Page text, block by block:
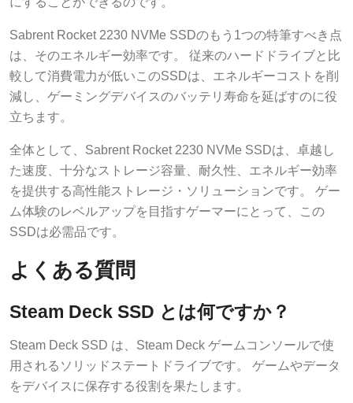
Sabrent Rocket 2230 NVMe SSDのもう1つの特筆すべき点
は、そのエネルギー効率です。 従来のハードドライブと比
較して消費電力が低いこのSSDは、エネルギーコストを削
減し、ゲーミングデバイスのバッテリ寿命を延ばすのに役
立ちます。
全体として、Sabrent Rocket 2230 NVMe SSDは、卓越し
た速度、十分なストレージ容量、耐久性、エネルギー効率
を提供する高性能ストレージ・ソリューションです。 ゲー
ム体験のレベルアップを目指すゲーマーにとって、この
SSDは必需品です。
よくある質問
Steam Deck SSD とは何ですか？
Steam Deck SSD は、Steam Deck ゲームコンソールで使
用されるソリッドステートドライブです。 ゲームやデータ
をデバイスに保存する役割を果たします。